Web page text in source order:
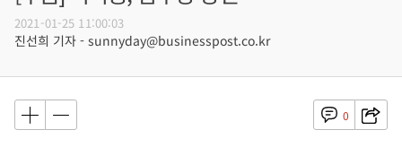
2021-01-25 11:00:03
진선희 기자 - sunnyday@businesspost.co.kr
0